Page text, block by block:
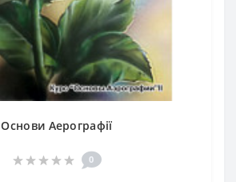
Основи Аерографії
0